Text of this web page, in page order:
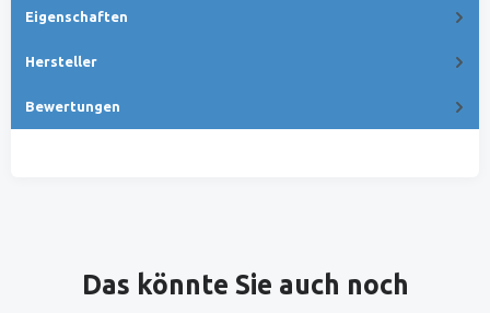
Eigenschaften
Hersteller
Bewertungen
Produktgalerie überspringen
Das könnte Sie auch noch